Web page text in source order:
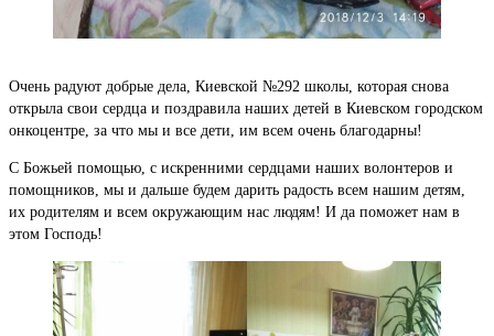
Очень радуют добрые дела, Киевской №292 школы, которая снова
открыла свои сердца и поздравила наших детей в Киевском городском
онкоцентре, за что мы и все дети, им всем очень благодарны!
С Божьей помощью, с искренними сердцами наших волонтеров и
помощников, мы и дальше будем дарить радость всем нашим детям,
их родителям и всем окружающим нас людям! И да поможет нам в
этом Господь!